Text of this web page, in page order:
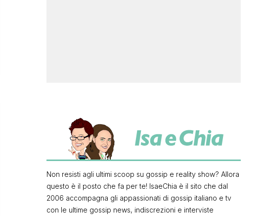
Non resisti agli ultimi scoop su gossip e reality show? Allora
questo è il posto che fa per te! IsaeChia è il sito che dal
2006 accompagna gli appassionati di gossip italiano e tv
con le ultime gossip news, indiscrezioni e interviste